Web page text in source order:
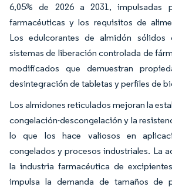
6,05% de 2026 a 2031, impulsadas
farmacéuticas y los requisitos de
Los edulcorantes de almidón sólidos
sistemas de liberación controlada de
modificados que demuestran
desintegración de tabletas y perfiles de
Los almidones reticulados mejoran la
congelación-descongelación y la
lo que los hace valiosos en
congelados y procesos industriales. La
la industria farmacéutica de
impulsa la demanda de tamaños de